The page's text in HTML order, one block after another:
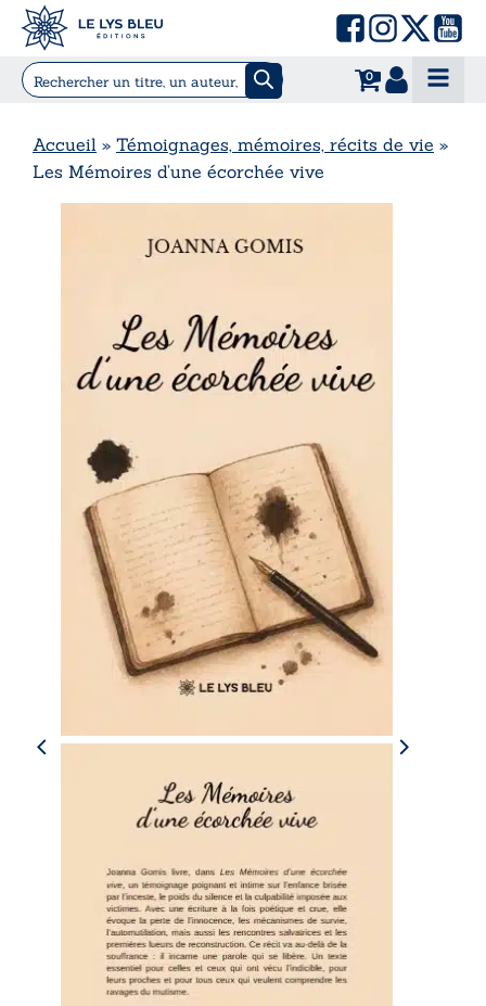
0
Accueil » Témoignages, mémoires, récits de vie »
Les Mémoires d’une écorchée vive